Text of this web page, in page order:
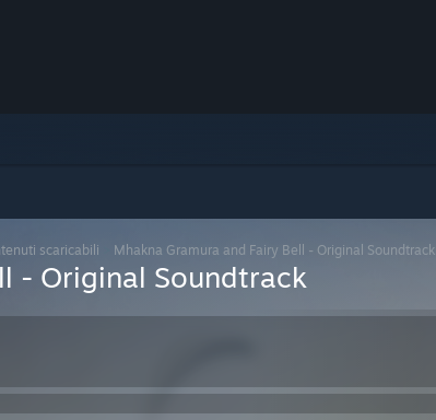
scaricabili Mhakna Gramura and Fairy Bell - Original Soundtrack
- Original Soundtrack